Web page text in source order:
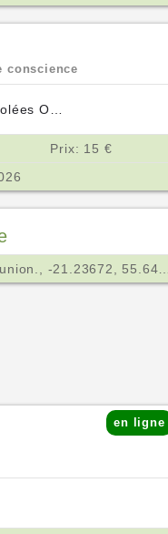
conscience
Prix: 15 €
en ligne